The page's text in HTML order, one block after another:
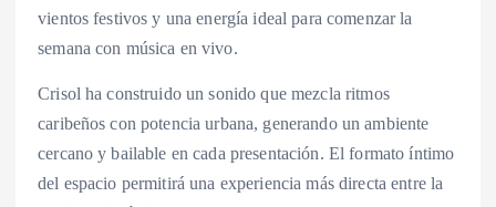
vientos festivos y una energía ideal para comenzar la
semana con música en vivo.
Crisol ha construido un sonido que mezcla ritmos
caribeños con potencia urbana, generando un ambiente
cercano y bailable en cada presentación. El formato íntimo
del espacio permitirá una experiencia más directa entre la